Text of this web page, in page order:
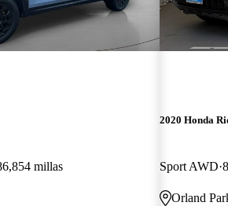
millas
2020 Honda
Sport AWD
Orland